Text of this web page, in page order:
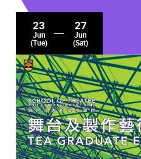
23
Jun
(Tue)
27
Jun
(Sat)